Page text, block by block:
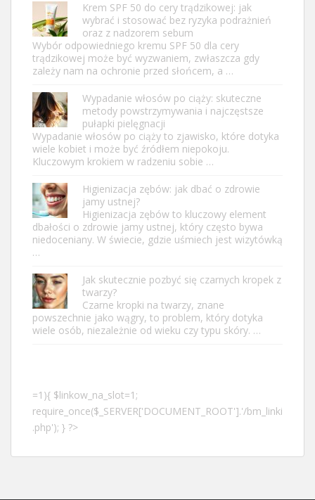
Krem SPF 50 do cery trądzikowej: jak
wybrać i stosować bez ryzyka podrażnień
oraz z nadzorem sebum
Wybór odpowiedniego kremu SPF 50 dla cery
trądzikowej może być wyzwaniem, zwłaszcza gdy
zależy nam na ochronie przed słońcem, a …
Wypadanie włosów po ciąży: skuteczne
metody powstrzymywania i najczęstsze
pułapki pielęgnacji
Wypadanie włosów po ciąży to zjawisko, które dotyka
wiele kobiet i może być źródłem niepokoju.
Kluczowym krokiem w radzeniu sobie …
Higienizacja zębów: jak dbać o zdrowie
jamy ustnej?
Higienizacja zębów to kluczowy element
dbałości o zdrowie jamy ustnej, który często bywa
niedoceniany. W świecie, gdzie uśmiech jest wizytówką
…
Jak skutecznie pozbyć się czarnych kropek z
twarzy?
Czarne kropki na twarzy, znane
powszechnie jako wągry, to problem, który dotyka
wiele osób, niezależnie od wieku czy typu skóry. …
=1){ $linkow_na_slot=1;
require_once($_SERVER['DOCUMENT_ROOT'].'/bm_linki
.php'); } ?>